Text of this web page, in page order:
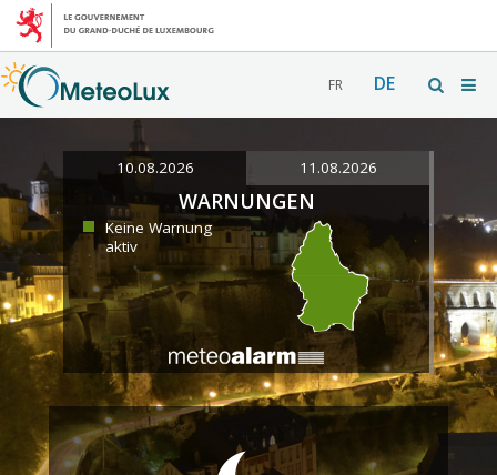
FR DE
10.08.2026 11.08.2026
WARNUNGEN
Keine Warnung
aktiv